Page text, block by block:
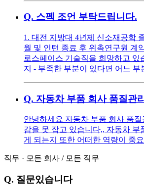
Q. 스펙 조언 부탁드립니다.
1. 대전 지방대 4년제 신소재공학
월 및 인턴 종료 후 위촉연구원 계
로스페이스 기술직을 희망하고
지 - 부족한 부분이 있다면 어느
Q. 자동차 부품 회사 품질관
안녕하세요 자동차 부품 회사 품
감을 못 잡고 있습니다,, 자동차
게 되는지 또한 어떠한 역량이 중
직무 · 모든 회사 / 모든 직무
Q. 질문있습니다